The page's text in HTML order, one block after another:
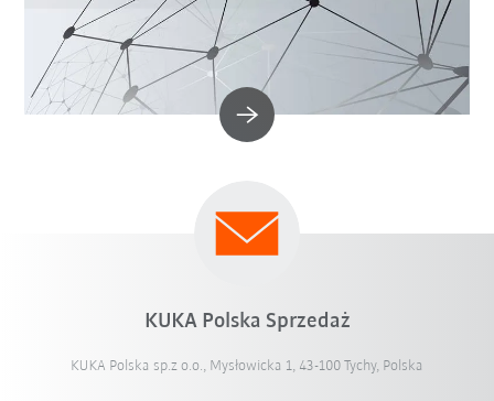
KUKA Polska Sprzedaż
KUKA Polska sp.z o.o., Mysłowicka 1, 43-100 Tychy, Polska